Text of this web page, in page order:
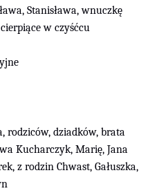
Stanisława, wnuczkę
w czyśćcu
rodziców, dziadków, brata
Kucharczyk, Marię, Jana
z rodzin Chwast, Gałuszka,